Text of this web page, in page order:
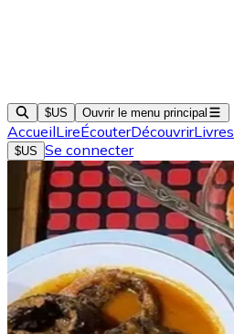
$US Ouvrir le menu principal
AccueilLireÉcouterDécouvrirLivres
$US Se connecter